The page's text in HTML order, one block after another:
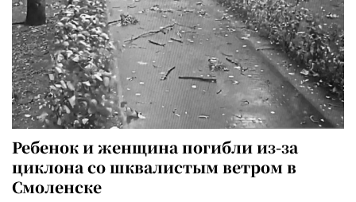
Ребенок и женщина погибли из-за
циклона со шквалистым ветром в
Смоленске